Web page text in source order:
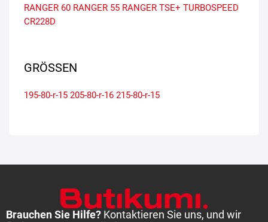
RANGER 60 RANGER 55 RANGER TSE+ TURBOSPEED
CR228D
GRÖSSEN
195-80-r-15 205-80-r-16 215-80-r-15
Brauchen Sie Hilfe? Kontaktieren Sie uns, und wir